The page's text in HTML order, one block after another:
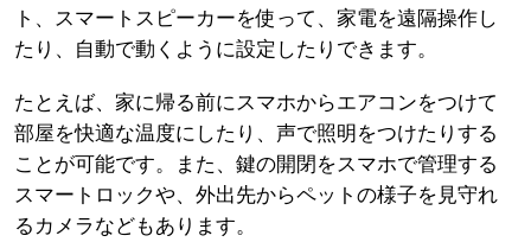
ト、スマートスピーカーを使って、家電を遠隔操作し
たり、自動で動くように設定したりできます。
たとえば、家に帰る前にスマホからエアコンをつけて
部屋を快適な温度にしたり、声で照明をつけたりする
ことが可能です。また、鍵の開閉をスマホで管理する
スマートロックや、外出先からペットの様子を見守れ
るカメラなどもあります。